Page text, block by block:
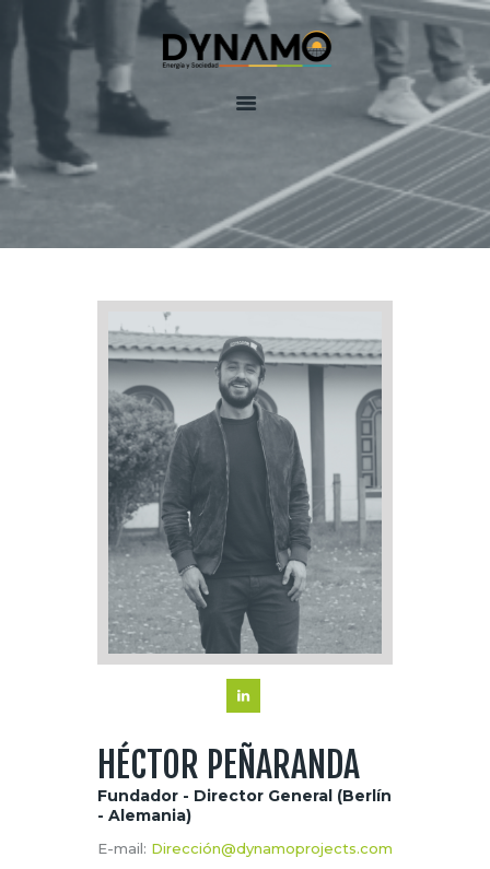
Inicio
Equipo
DynamoLAB
HÉCTOR PEÑARANDA
Fundador - Director General (Berlín
- Alemania)
E-mail: Dirección@dynamoprojects.com